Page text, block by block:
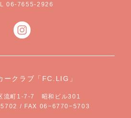
06-7655-2926
ークラブ「FC.LIG」
流町1-7-7 昭和ビル301
/ FAX 06−6770−5703